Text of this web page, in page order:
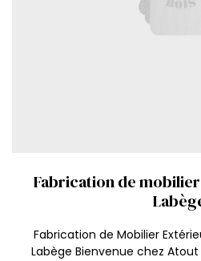
Fabrication de
Fabrication de Mobilier
Labège Bienvenue chez